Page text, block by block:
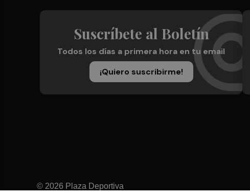
Suscríbete al Boletín
Todos los días a primera hora en tu email
¡Quiero suscribirme!
© 2026 Plaza Deportiva